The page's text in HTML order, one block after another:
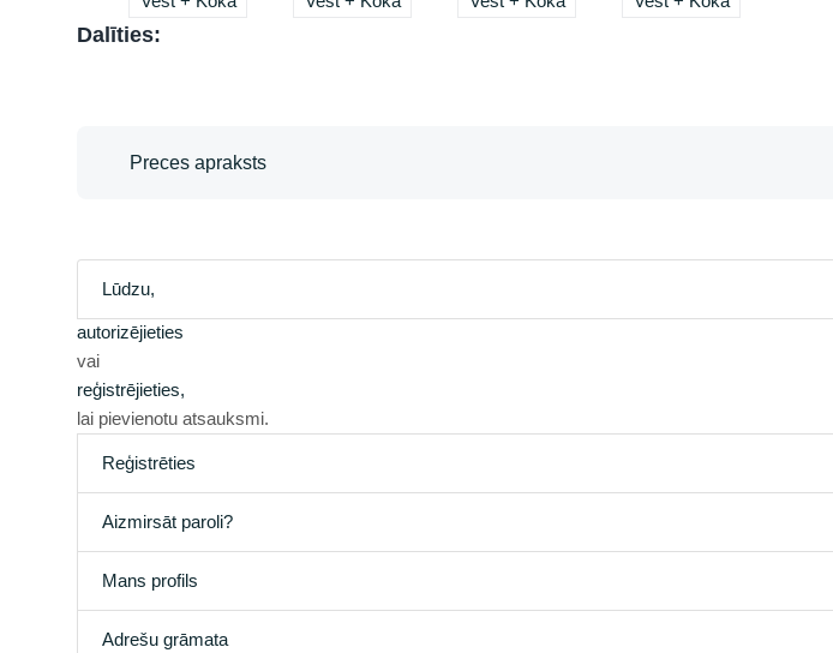
Dalīties:
Preces apraksts
Lūdzu,
autorizējieties
vai
reģistrējieties,
lai pievienotu atsauksmi.
Reģistrēties
Aizmirsāt paroli?
Mans profils
Adrešu grāmata